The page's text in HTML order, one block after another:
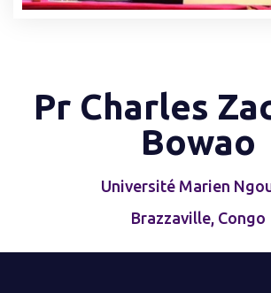
Pr Charles
Bowao
Université Marien
Brazzaville, Congo